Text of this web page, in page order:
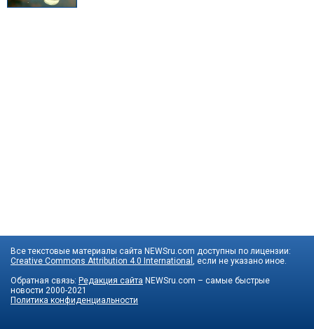
Все текстовые материалы сайта NEWSru.com доступны по лицензии:
Creative Commons Attribution 4.0 International , если не указано иное.
Обратная связь: Редакция сайта NEWSru.com – самые быстрые
новости 2000-2021
Политика конфиденциальности